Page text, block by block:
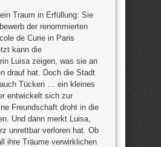
Traum in Erfüllung: Sie
der renommierten
de Curie in Paris
kann die
Luisa zeigen, was sie an
drauf hat. Doch die Stadt
Tücken … ein kleines
entwickelt sich zur
Freundschaft droht in die
Und dann merkt Luisa,
unrettbar verloren hat. Ob
ihre Träume verwirklichen